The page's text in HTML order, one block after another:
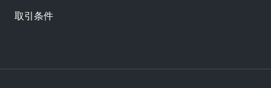
取引条件